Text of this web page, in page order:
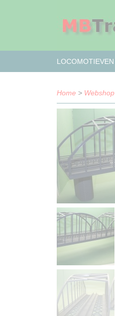
LOCOMOTIEVEN
Home > Webshop